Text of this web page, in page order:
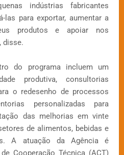
indústrias fabricantes
las para exportar, aumentar a
produtos e apoiar nos
disse.
do programa incluem um
produtiva, consultorias
o redesenho de processos
personalizadas para
das melhorias em vinte
de alimentos, bebidas e
A atuação da Agência é
Cooperação Técnica (ACT)